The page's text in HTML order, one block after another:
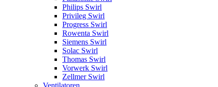
Philips Swirl
Privileg Swirl
Progress Swirl
Rowenta Swirl
Siemens Swirl
Solac Swirl
Thomas Swirl
Vorwerk Swirl
Zellmer Swirl
Ventilatoren